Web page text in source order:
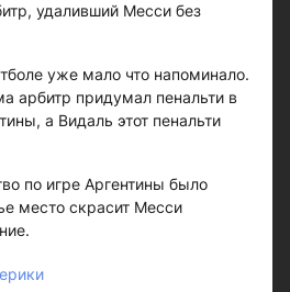
удаливший Месси без
уже мало что напоминало.
арбитр придумал пенальти в
а Видаль этот пенальти
по игре Аргентины было
место скрасит Месси